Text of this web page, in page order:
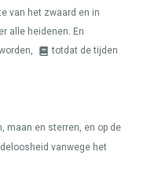
van het zwaard en in
alle heidenen. En
totdat de tijden
maan en sterren, en op de
vanwege het